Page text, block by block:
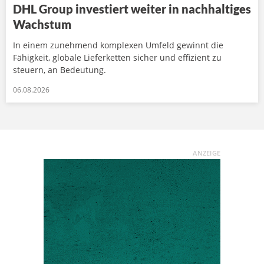
DHL Group investiert weiter in nachhaltiges
Wachstum
In einem zunehmend komplexen Umfeld gewinnt die
Fähigkeit, globale Lieferketten sicher und effizient zu
steuern, an Bedeutung.
06.08.2026
ANZEIGE